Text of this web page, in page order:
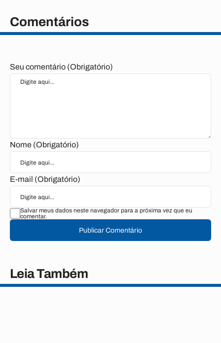
Comentários
Seu comentário (Obrigatório)
Nome (Obrigatório)
E-mail (Obrigatório)
Salvar meus dados neste navegador para a próxima vez que eu
comentar.
Publicar Comentário
Leia Também